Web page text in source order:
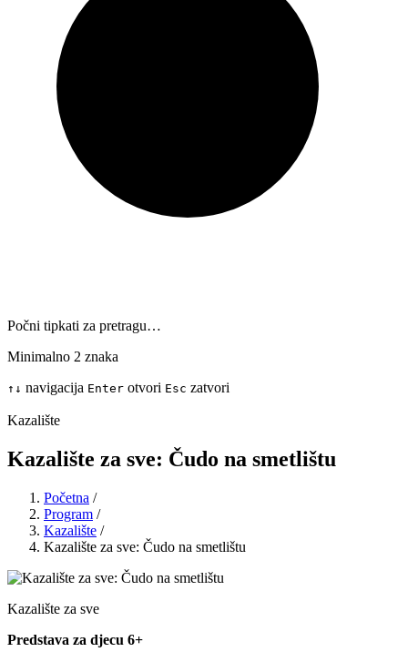
Počni tipkati za pretragu…
Minimalno 2 znaka
↑ ↓ navigacija Enter otvori Esc zatvori
Kazalište
Kazalište za sve: Čudo na smetlištu
Početna /
Program /
Kazalište /
Kazalište za sve: Čudo na smetlištu
Kazalište za sve
Predstava za djecu 6+